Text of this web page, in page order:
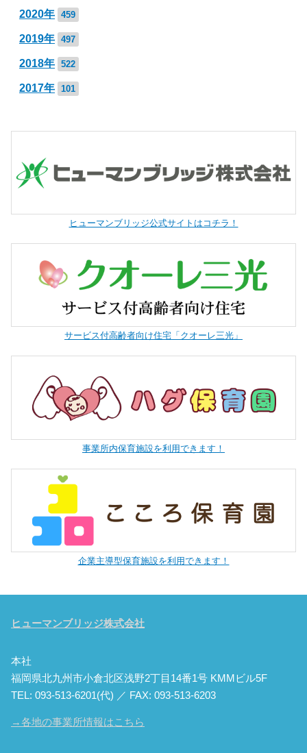
2020年 459
2019年 497
2018年 522
2017年 101
ヒューマンブリッジ公式サイトはコチラ！
サービス付高齢者向け住宅「クオーレ三光」
事業所内保育施設を利用できます！
企業主導型保育施設を利用できます！
ヒューマンブリッジ株式会社
本社
福岡県北九州市小倉北区浅野2丁目14番1号 KMMビル5F
TEL: 093-513-6201(代) ／ FAX: 093-513-6203
→各地の事業所情報はこちら